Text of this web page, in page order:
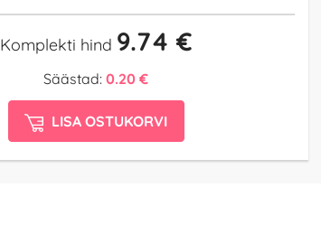
Komplekti hind 9.74 €
Säästad: 0.20 €
LISA OSTUKORVI